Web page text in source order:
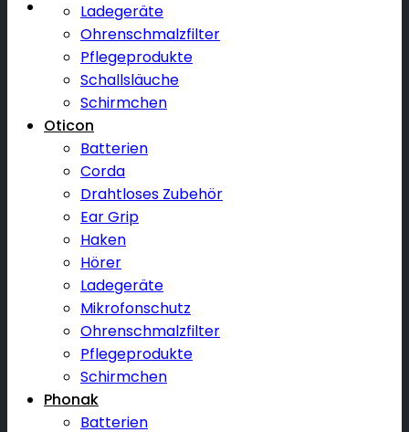
Ladegeräte
Ohrenschmalzfilter
Pflegeprodukte
Schallsläuche
Schirmchen
Oticon
Batterien
Corda
Drahtloses Zubehör
Ear Grip
Haken
Hörer
Ladegeräte
Mikrofonschutz
Ohrenschmalzfilter
Pflegeprodukte
Schirmchen
Phonak
Batterien